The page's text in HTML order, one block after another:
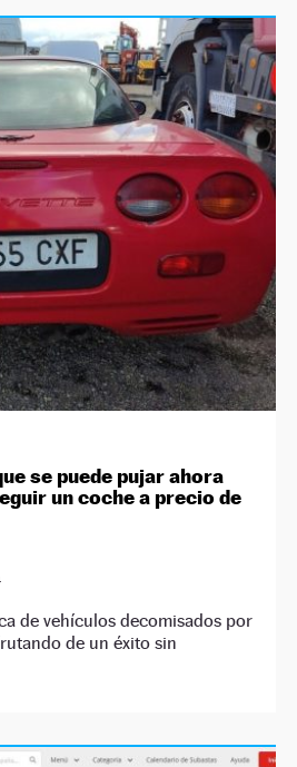
se puede pujar ahora
un coche a precio de
de vehículos decomisados por
de un éxito sin